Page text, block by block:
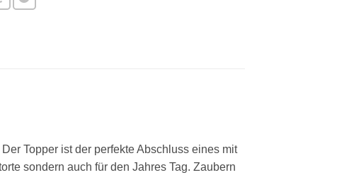
Topper ist der perfekte Abschluss eines mit
sondern auch für den Jahres Tag. Zaubern